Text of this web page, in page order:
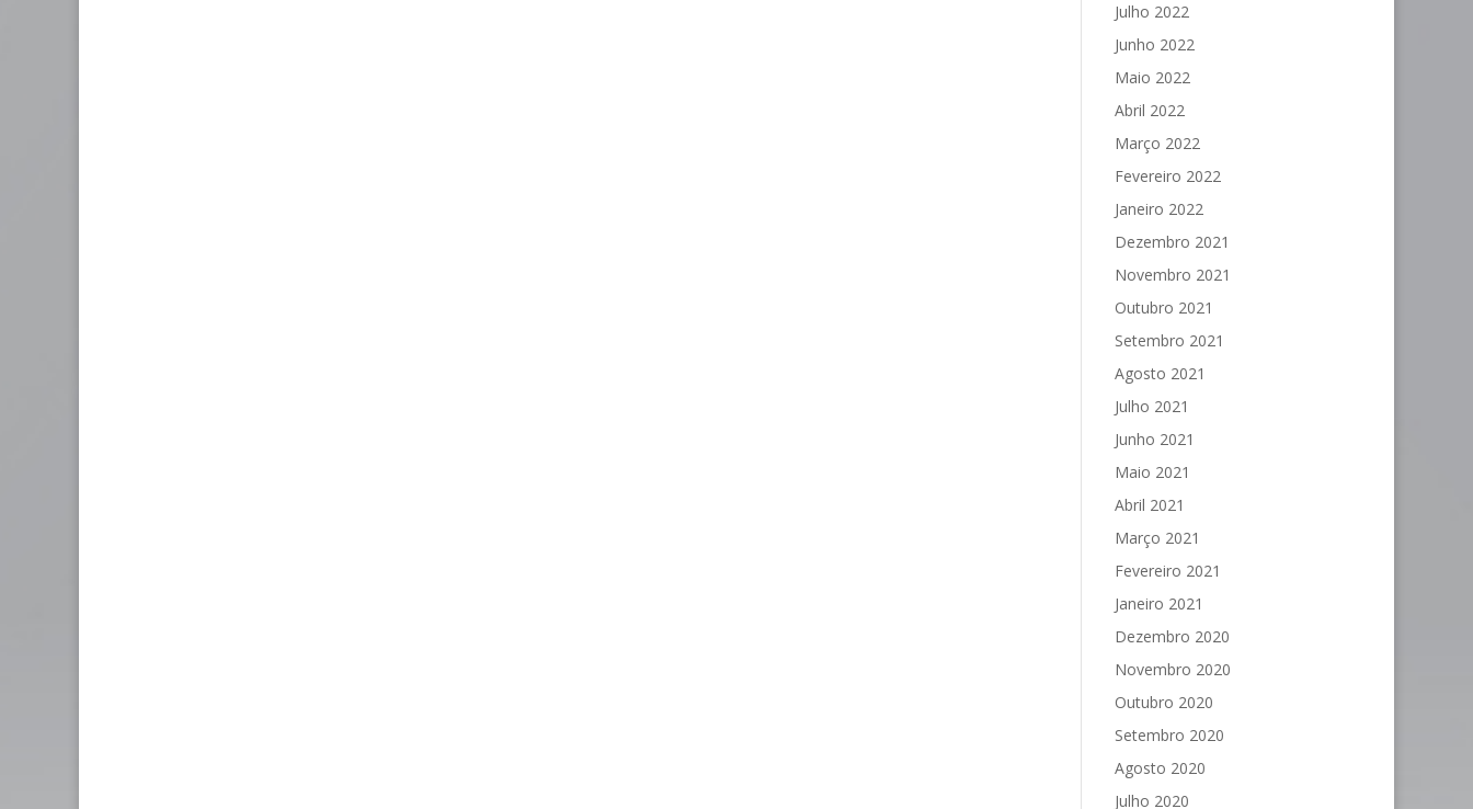
Julho 2022
Junho 2022
Maio 2022
Abril 2022
Março 2022
Fevereiro 2022
Janeiro 2022
Dezembro 2021
Novembro 2021
Outubro 2021
Setembro 2021
Agosto 2021
Julho 2021
Junho 2021
Maio 2021
Abril 2021
Março 2021
Fevereiro 2021
Janeiro 2021
Dezembro 2020
Novembro 2020
Outubro 2020
Setembro 2020
Agosto 2020
Julho 2020